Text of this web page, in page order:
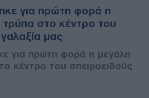
για πρώτη φορά η
στο κέντρο του
μας
για πρώτη φορά η μεγάλη
κέντρο του σπειροειδούς